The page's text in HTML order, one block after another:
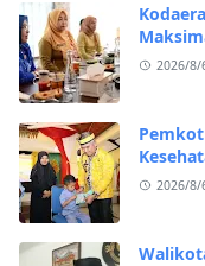
2026/8/
2026/8/